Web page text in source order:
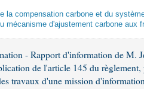
la compensation carbone et du
mécanisme d'ajustement carbone aux
- Rapport d'information de M.
de l'article 145 du règlement,
travaux d'une mission